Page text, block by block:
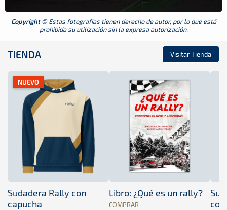
Copyright© Estas fotografias tienen derecho de autor, por lo que está
prohibida su utilización sin la expresa autorización.
TIENDA Visitar Tienda
NUEVO
Sudadera Rally con
capucha
Libro: ¿Qué es un rally?
COMPRAR